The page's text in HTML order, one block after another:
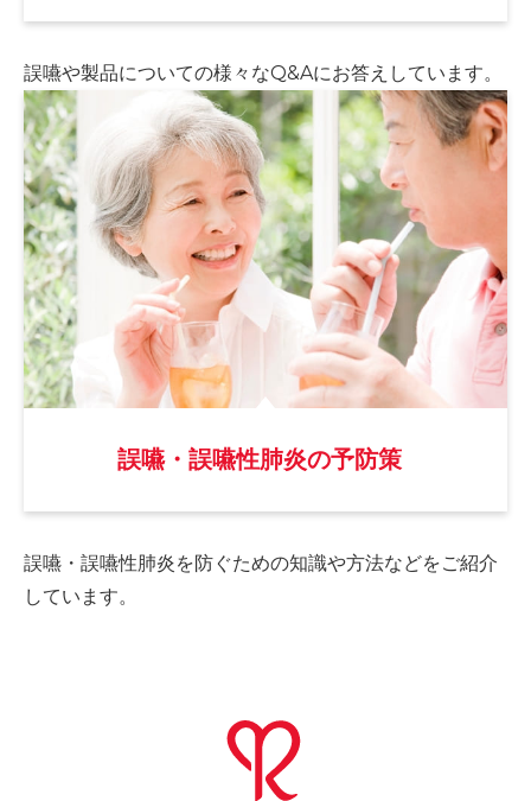
誤嚥や製品についての様々なQ&Aにお答えしています。
誤嚥・誤嚥性肺炎の予防策
誤嚥・誤嚥性肺炎を防ぐための知識や方法などをご紹介
しています。